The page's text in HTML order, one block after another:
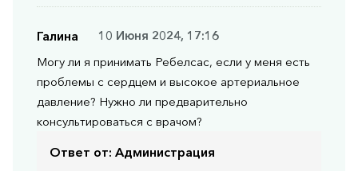
Галина
10 Июня 2024, 17:16
Могу ли я принимать Ребелсас, если у меня есть
проблемы с сердцем и высокое артериальное
давление? Нужно ли предварительно
консультироваться с врачом?
Ответ от: Администрация